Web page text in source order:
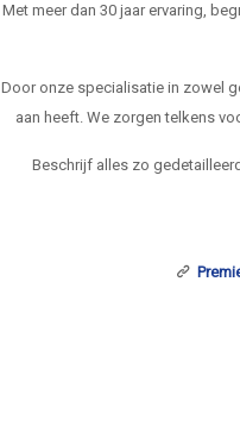
Met meer dan 30 jaar ervaring,
Door onze specialisatie in zowel
aan heeft. We zorgen telkens
Beschrijf alles zo